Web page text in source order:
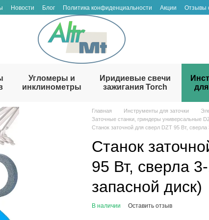
Новости Блог Политика конфиденциальности Акции
Отзывы
Угломеры и
инклинометры
Иридиевые свечи
зажигания Torch
для
Главная Инструменты для заточки
Заточные станки, гриндеры универсальные
Станок заточной для сверл DZT 95 Вт,
Станок
95 Вт, сверла
запасной диск)
В наличии Оставить отзыв